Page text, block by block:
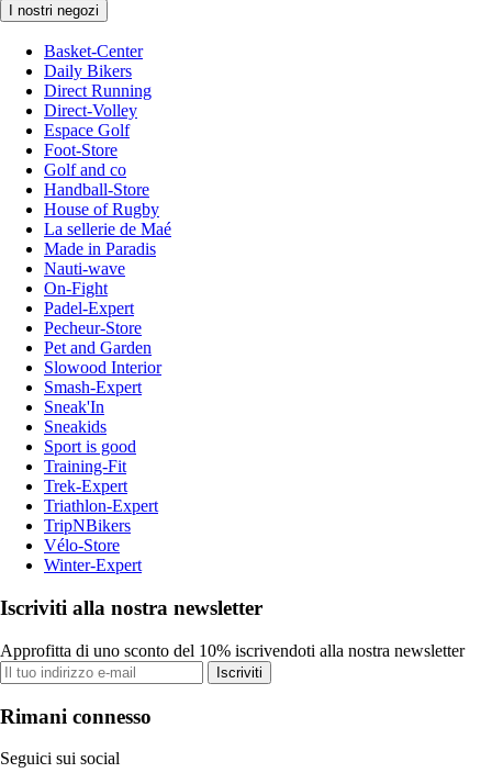
I nostri negozi
Basket-Center
Daily Bikers
Direct Running
Direct-Volley
Espace Golf
Foot-Store
Golf and co
Handball-Store
House of Rugby
La sellerie de Maé
Made in Paradis
Nauti-wave
On-Fight
Padel-Expert
Pecheur-Store
Pet and Garden
Slowood Interior
Smash-Expert
Sneak'In
Sneakids
Sport is good
Training-Fit
Trek-Expert
Triathlon-Expert
TripNBikers
Vélo-Store
Winter-Expert
Iscriviti alla nostra newsletter
Approfitta di uno sconto del 10% iscrivendoti alla nostra newsletter
Iscriviti
Rimani connesso
Seguici sui social